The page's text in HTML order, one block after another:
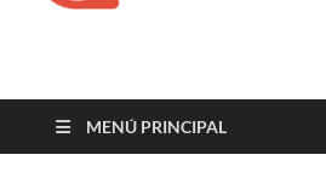
Cine maldito
MENÚ PRINCIPAL